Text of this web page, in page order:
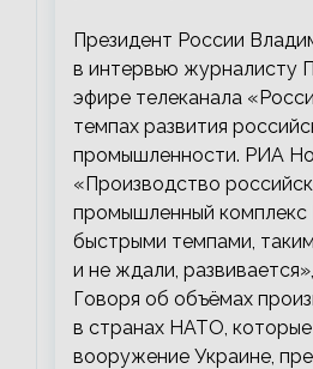
Президент России
в интервью журналисту
эфире телеканала
темпах развития
промышленности. РИА
«Производство
промышленный комплекс
быстрыми темпами,
и не ждали,
Говоря об объёмах
в странах НАТО,
вооружение Украине,